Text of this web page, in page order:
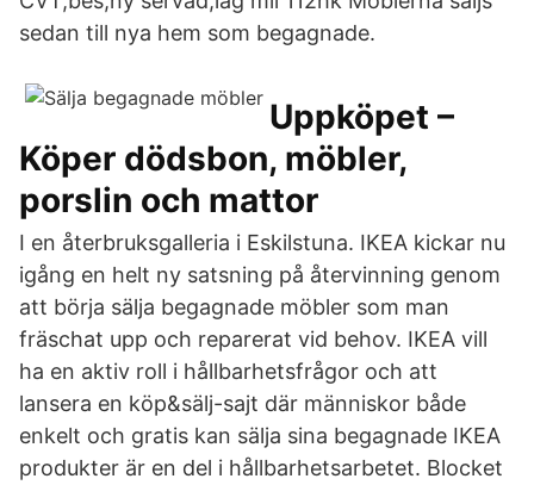
sedan till nya hem som begagnade.
Uppköpet –
Köper dödsbon, möbler,
porslin och mattor
I en återbruksgalleria i Eskilstuna. IKEA kickar nu
igång en helt ny satsning på återvinning genom
att börja sälja begagnade möbler som man
fräschat upp och reparerat vid behov. IKEA vill
ha en aktiv roll i hållbarhetsfrågor och att
lansera en köp&sälj-sajt där människor både
enkelt och gratis kan sälja sina begagnade IKEA
produkter är en del i hållbarhetsarbetet. Blocket